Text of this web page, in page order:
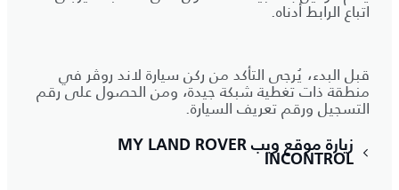
اتباع الرابط أدناه.
قبل البدء، يُرجى التأكد من ركن سيارة لاند روڤر في
منطقة ذات تغطية شبكة جيدة، ومن الحصول على رقم
التسجيل ورقم تعريف السيارة.
زيارة موقع ويب MY LAND ROVER
INCONTROL